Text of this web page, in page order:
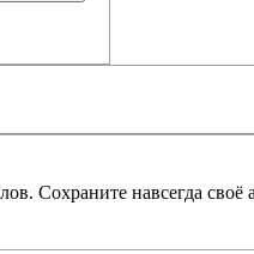
Сохраните навсегда своё